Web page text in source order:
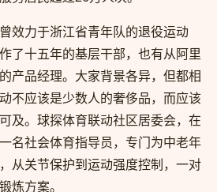
效力于浙江省青年队的退役运动
了十五年的基层干部，也有从阿里
产品经理。大家背景各异，但都相
应该是少数人的奢侈品，而应该
及。球探体育联动社区居委会，在
名社会体育指导员，专门为中老年
从关节保护到运动强度控制，一对
炼方案。